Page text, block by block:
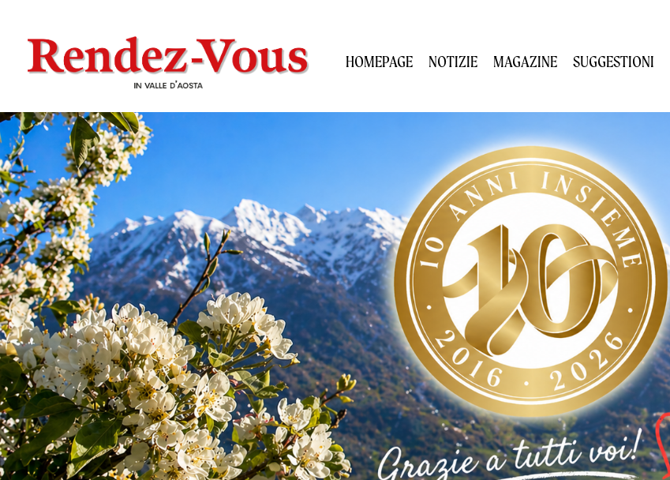
HOMEPAGE NOTIZIE MAGAZINE SUGGESTIONI